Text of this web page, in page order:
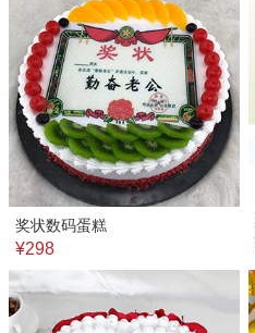
奖状数码蛋糕
¥298